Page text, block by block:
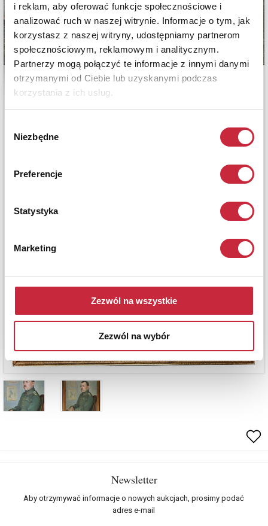
i reklam, aby oferować funkcje społecznościowe i
analizować ruch w naszej witrynie. Informacje o tym, jak
korzystasz z naszej witryny, udostępniamy partnerom
społecznościowym, reklamowym i analitycznym.
Partnerzy mogą połączyć te informacje z innymi danymi
otrzymanymi od Ciebie lub uzyskanymi podczas
korzystania z ich usług.
zgody
Niezbędne
Preferencje
Statystyka
Marketing
Zezwól na wszystkie
Zezwól na wybór
Newsletter
Aby otrzymywać informacje o nowych aukcjach, prosimy podać
adres e-mail